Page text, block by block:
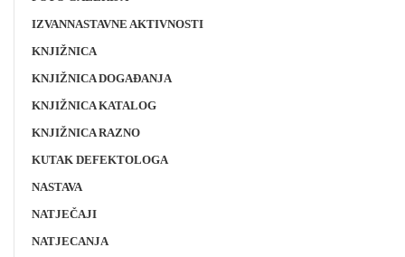
IZVANNASTAVNE AKTIVNOSTI
KNJIŽNICA
KNJIŽNICA DOGAĐANJA
KNJIŽNICA KATALOG
KNJIŽNICA RAZNO
KUTAK DEFEKTOLOGA
NASTAVA
NATJEČAJI
NATJECANJA